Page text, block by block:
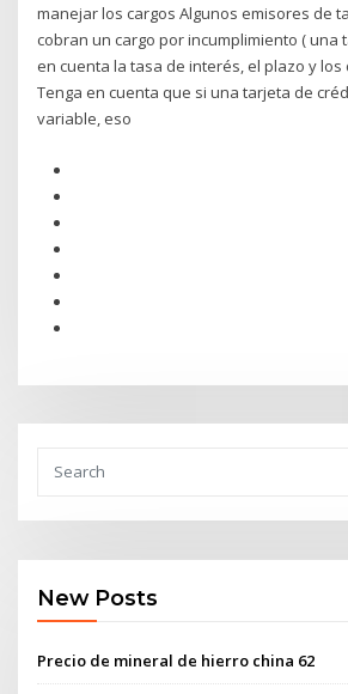
manejar los cargos Algunos emisores de
cobran un cargo por incumplimiento ( una
en cuenta la tasa de interés, el plazo y
Tenga en cuenta que si una tarjeta de
variable, eso
New Posts
Precio de mineral de hierro china 62